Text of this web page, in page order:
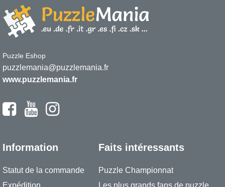
Puzzle Eshop
puzzlemania@puzzlemania.fr
www.puzzlemania.fr
Information
Statut de la commande
Faits intéressants
Puzzle Championnat